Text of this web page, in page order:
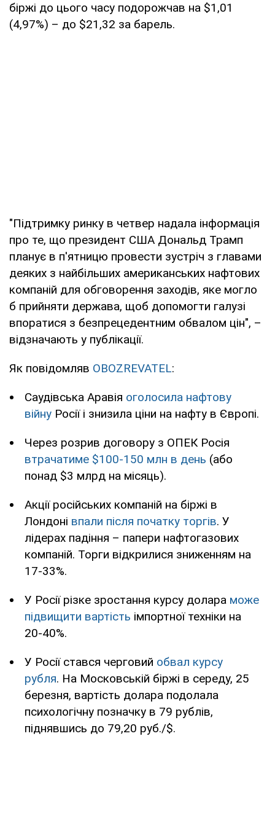
біржі до цього часу подорожчав на $1,01
(4,97%) – до $21,32 за барель.
"Підтримку ринку в четвер надала інформація
про те, що президент США Дональд Трамп
планує в п'ятницю провести зустріч з главами
деяких з найбільших американських нафтових
компаній для обговорення заходів, яке могло
б прийняти держава, щоб допомогти галузі
впоратися з безпрецедентним обвалом цін", –
відзначають у публікації.
Як повідомляв OBOZREVATEL:
Саудівська Аравія оголосила нафтову
війну Росії і знизила ціни на нафту в Європі.
Через розрив договору з ОПЕК Росія
втрачатиме $100-150 млн в день (або
понад $3 млрд на місяць).
Акції російських компаній на біржі в
Лондоні впали після початку торгів. У
лідерах падіння – папери нафтогазових
компаній. Торги відкрилися зниженням на
17-33%.
У Росії різке зростання курсу долара може
підвищити вартість імпортної техніки на
20-40%.
У Росії стався черговий обвал курсу
рубля. На Московській біржі в середу, 25
березня, вартість долара подолала
психологічну позначку в 79 рублів,
піднявшись до 79,20 руб./$.